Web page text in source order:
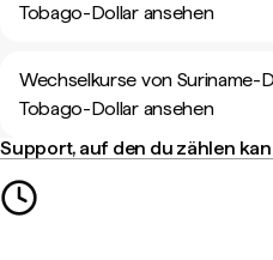
Tobago-Dollar ansehen
Wechselkurse von Suriname-
Tobago-Dollar ansehen
Support, auf den du zählen